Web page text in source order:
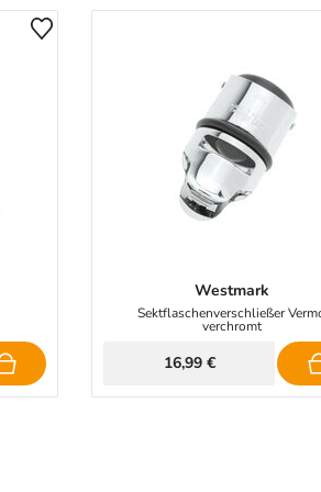
Westmark
Sektflaschenverschließer
verchromt
16,99 €